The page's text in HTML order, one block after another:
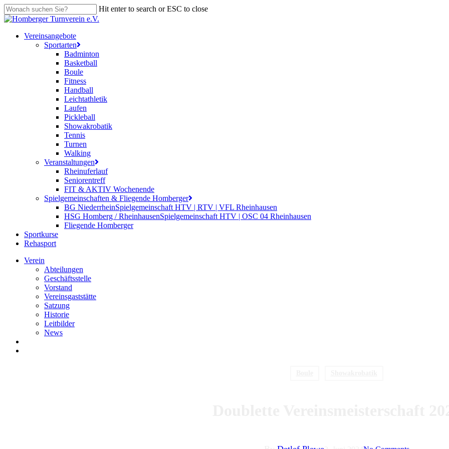
Skip
to
content
Hit enter to search or ESC to close
Close
search
Menu
Vereinsangebote
Sportarten
Badminton
Basketball
Boule
Fitness
Handball
Leichtathletik
Laufen
Pickleball
Showakrobatik
Tennis
Turnen
Walking
Veranstaltungen
Rheinuferlauf
Seniorentreff
FIT & AKTIV Wochenende
Spielgemeinschaften & Fliegende Homberger
BG NiederrheinSpielgemeinschaft HTV | RTV | VFL Rheinhausen
HSG Homberg / RheinhausenSpielgemeinschaft HTV | OSC 04 Rheinhausen
Fliegende Homberger
Sportkurse
Rehasport
Verein
Abteilungen
Geschäftsstelle
Vorstand
Vereinsgaststätte
Satzung
Historie
Leitbilder
News